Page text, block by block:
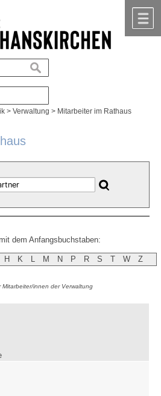
suchen
>Verwaltung > Mitarbeiter im Rathaus
dem Anfangsbuchstaben:
H K L M N P R S T W Z
Mitarbeiter/innen der Verwaltung